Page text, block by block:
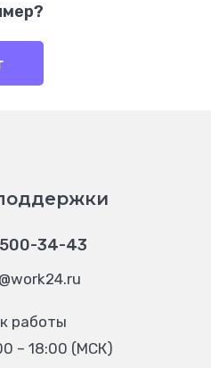
34-43
работы
– 18:00 (МСК)